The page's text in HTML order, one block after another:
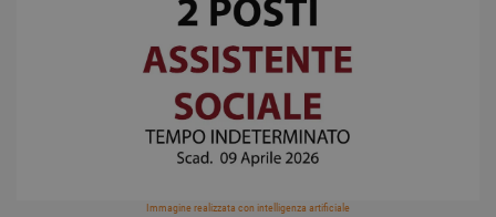
Immagine realizzata con intelligenza artificiale